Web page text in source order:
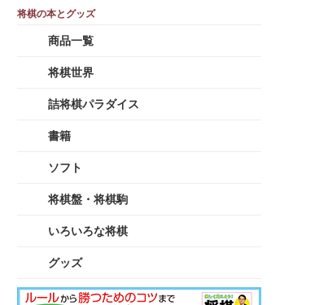
商品一覧
将棋世界
詰将棋パラダイス
書籍
ソフト
将棋盤・将棋駒
いろいろな将棋
グッズ